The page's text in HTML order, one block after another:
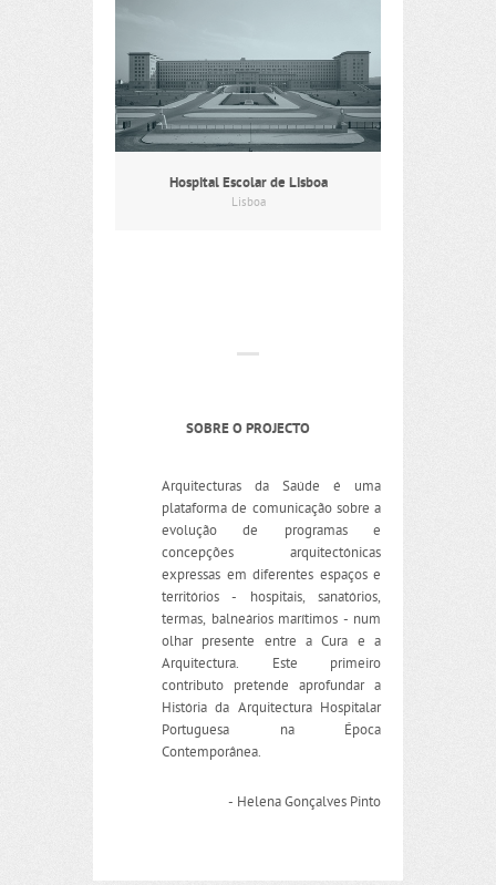
Hospital Escolar de Lisboa
Lisboa
SOBRE O PROJECTO
Arquitecturas da Saúde é uma
plataforma de comunicação sobre a
evolução de programas e
concepções arquitectónicas
expressas em diferentes espaços e
territórios - hospitais, sanatórios,
termas, balneários marítimos - num
olhar presente entre a Cura e a
Arquitectura. Este primeiro
contributo pretende aprofundar a
História da Arquitectura Hospitalar
Portuguesa na Época
Contemporânea.
- Helena Gonçalves Pinto